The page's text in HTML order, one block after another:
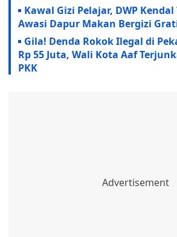
Kawal Gizi Pelajar, DWP
Awasi Dapur Makan Bergizi
Gila! Denda Rokok Ilegal di
Rp 55 Juta, Wali Kota Aaf
PKK